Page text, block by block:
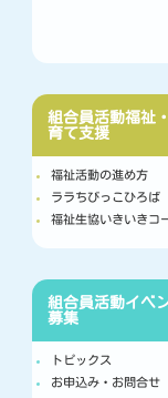
組合員活動福祉
育て支援
福祉活動の進め方
ララちびっこひろば
福祉生協いきいきコ
組合員活動イベ
募集
トピックス
お申込み・お問合せ